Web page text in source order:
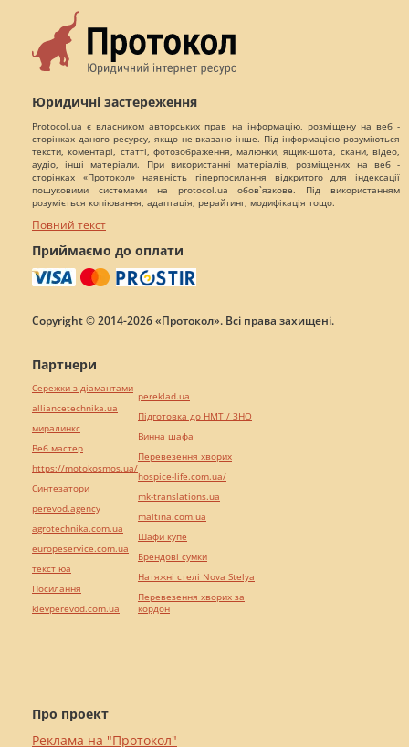
Юридичні застереження
Protocol.ua є власником авторських прав на інформацію, розміщену на веб -
сторінках даного ресурсу, якщо не вказано інше. Під інформацією розуміються
тексти, коментарі, статті, фотозображення, малюнки, ящик-шота, скани, відео,
аудіо, інші матеріали. При використанні матеріалів, розміщених на веб -
сторінках «Протокол» наявність гіперпосилання відкритого для індексації
пошуковими системами на protocol.ua обов`язкове. Під використанням
розуміється копіювання, адаптація, рерайтинг, модифікація тощо.
Повний текст
Приймаємо до оплати
Copyright © 2014-2026 «Протокол». Всі права захищені.
Про проект
Реклама на "Протокол"
Партнери
Сережки з діамантами
alliancetechnika.ua
миралинкс
Веб мастер
https://motokosmos.ua/
Синтезатори
perevod.agency
agrotechnika.com.ua
europeservice.com.ua
текст юа
Посилання
kievperevod.com.ua
pereklad.ua
Підготовка до НМТ / ЗНО
Винна шафа
Перевезення хворих
hospice-life.com.ua/
mk-translations.ua
maltina.com.ua
Шафи купе
Брендові сумки
Натяжні стелі Nova Stelya
Перевезення хворих за
кордон